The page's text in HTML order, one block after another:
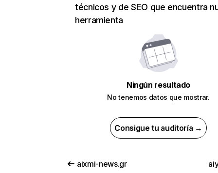
técnicos y de SEO que encuentra
herramienta
Ningún resultado
No tenemos datos que mostrar.
Consigue tu auditoría →
aixmi-news.gr